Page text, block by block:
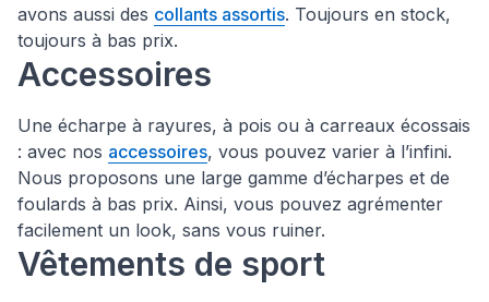
avons aussi des collants assortis. Toujours en stock,
toujours à bas prix.
Accessoires
Une écharpe à rayures, à pois ou à carreaux écossais
: avec nos accessoires, vous pouvez varier à l’infini.
Nous proposons une large gamme d’écharpes et de
foulards à bas prix. Ainsi, vous pouvez agrémenter
facilement un look, sans vous ruiner.
Vêtements de sport